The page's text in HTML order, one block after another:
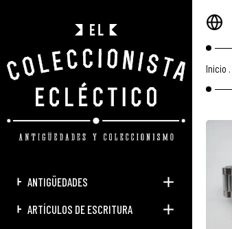
ANTIGÜEDADES
ARTÍCULOS DE ESCRITURA
Inicio